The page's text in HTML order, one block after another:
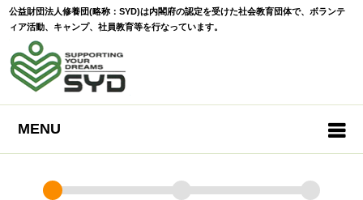
公益財団法人修養団(略称：SYD)は内閣府の認定を受けた社会教育団体で、ボランテ
ィア活動、キャンプ、社員教育等を行なっています。
MENU